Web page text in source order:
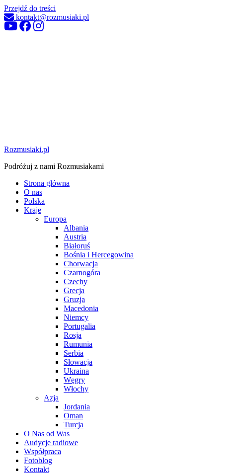
Przejdź do treści
kontakt@rozmusiaki.pl
Rozmusiaki.pl
Podróżuj z nami Rozmusiakami
Strona główna
O nas
Polska
Kraje
Europa
Albania
Austria
Białoruś
Bośnia i Hercegowina
Chorwacja
Czarnogóra
Czechy
Grecja
Gruzja
Macedonia
Niemcy
Portugalia
Rosja
Rumunia
Serbia
Słowacja
Ukraina
Węgry
Włochy
Azja
Jordania
Oman
Turcja
O Nas od Was
Audycje radiowe
Współpraca
Fotoblog
Kontakt